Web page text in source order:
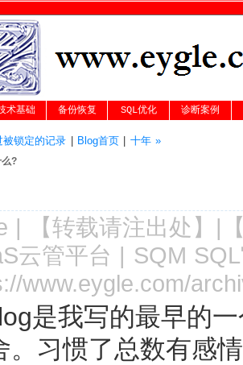
术基础 备份恢复 SQL优化 诊断案例
锁定的记录 Blog首页| 十年 »
?
| 【转载请注出处 】|
云管平台 | SQM
www.eygle.com/
是我写的最早的
。习惯了总数有感